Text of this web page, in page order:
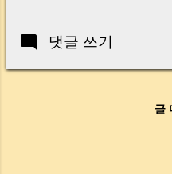
는지, 왜 사고가 나는
해야 하는지 중개 실
잔금일이 더 이상 두려
니다 전
댓글 쓰기
글